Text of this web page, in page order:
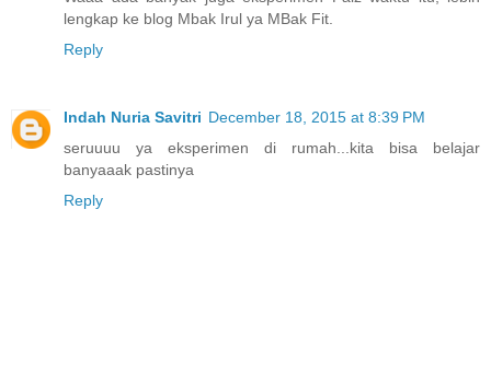
lengkap ke blog Mbak Irul ya MBak Fit.
Reply
Indah Nuria Savitri December 18, 2015 at 8:39 PM
seruuuu ya eksperimen di rumah...kita bisa belajar
banyaaak pastinya
Reply